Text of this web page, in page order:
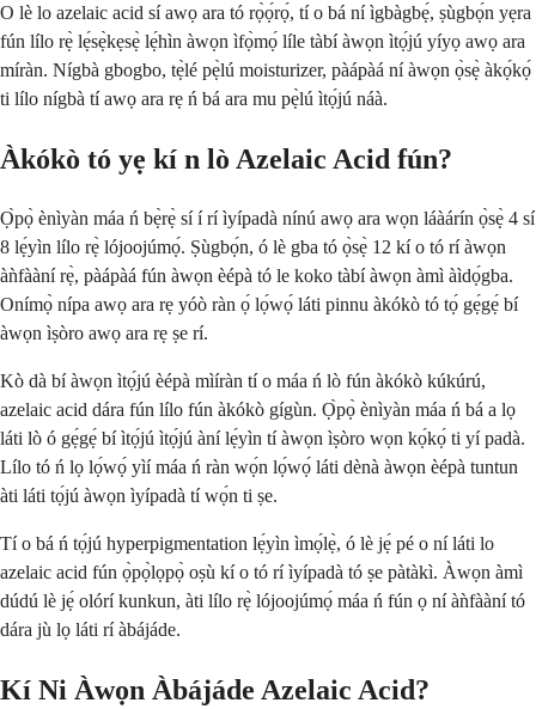
O lè lo azelaic acid sí awọ ara tó rọ̀ọ́rọ́, tí o bá ní ìgbàgbẹ́, ṣùgbọ́n yẹra
fún lílo rẹ̀ lẹ́sẹ̀kẹsẹ̀ lẹ́hìn àwọn ìfọ̀mọ́ líle tàbí àwọn ìtọ́jú yíyọ awọ ara
míràn. Nígbà gbogbo, tẹ̀lé pẹ̀lú moisturizer, pàápàá ní àwọn ọ̀sẹ̀ àkọ́kọ́
ti lílo nígbà tí awọ ara rẹ ń bá ara mu pẹ̀lú ìtọ́jú náà.
Àkókò tó yẹ kí n lò Azelaic Acid fún?
Ọ̀pọ̀ ènìyàn máa ń bẹ̀rẹ̀ sí í rí ìyípadà nínú awọ ara wọn láàárín ọ̀sẹ̀ 4 sí
8 lẹ́yìn lílo rẹ̀ lójoojúmọ́. Ṣùgbọ́n, ó lè gba tó ọ̀sẹ̀ 12 kí o tó rí àwọn
àǹfààní rẹ̀, pàápàá fún àwọn èépà tó le koko tàbí àwọn àmì àìdọ́gba.
Onímọ̀ nípa awọ ara rẹ yóò ràn ọ́ lọ́wọ́ láti pinnu àkókò tó tọ́ gẹ́gẹ́ bí
àwọn ìṣòro awọ ara rẹ ṣe rí.
Kò dà bí àwọn ìtọ́jú èépà mìíràn tí o máa ń lò fún àkókò kúkúrú,
azelaic acid dára fún lílo fún àkókò gígùn. Ọ̀pọ̀ ènìyàn máa ń bá a lọ
láti lò ó gẹ́gẹ́ bí ìtọ́jú ìtọ́jú àní lẹ́yìn tí àwọn ìṣòro wọn kọ́kọ́ ti yí padà.
Lílo tó ń lọ lọ́wọ́ yìí máa ń ràn wọ́n lọ́wọ́ láti dènà àwọn èépà tuntun
àti láti tọ́jú àwọn ìyípadà tí wọ́n ti ṣe.
Tí o bá ń tọ́jú hyperpigmentation lẹ́yìn ìmọ́lẹ̀, ó lè jẹ́ pé o ní láti lo
azelaic acid fún ọ̀pọ̀lọpọ̀ oṣù kí o tó rí ìyípadà tó ṣe pàtàkì. Àwọn àmì
dúdú lè jẹ́ olórí kunkun, àti lílo rẹ̀ lójoojúmọ́ máa ń fún ọ ní àǹfààní tó
dára jù lọ láti rí àbájáde.
Kí Ni Àwọn Àbájáde Azelaic Acid?